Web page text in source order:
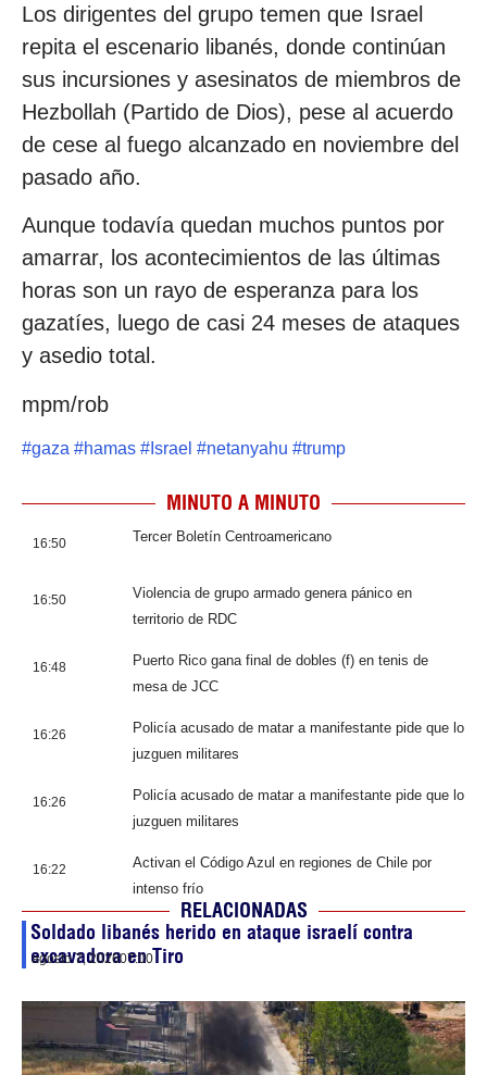
Los dirigentes del grupo temen que Israel
repita el escenario libanés, donde continúan
sus incursiones y asesinatos de miembros de
Hezbollah (Partido de Dios), pese al acuerdo
de cese al fuego alcanzado en noviembre del
pasado año.
Aunque todavía quedan muchos puntos por
amarrar, los acontecimientos de las últimas
horas son un rayo de esperanza para los
gazatíes, luego de casi 24 meses de ataques
y asedio total.
mpm/rob
#gaza #hamas # Israel #netanyahu #trump
MINUTO A MINUTO
16:50 Tercer Boletín Centroamericano
16:50
Violencia de grupo armado genera pánico en
territorio de RDC
16:48
Puerto Rico gana final de dobles (f) en tenis de
mesa de JCC
16:26
Policía acusado de matar a manifestante pide que lo
juzguen militares
16:26
Policía acusado de matar a manifestante pide que lo
juzguen militares
16:22
Activan el Código Azul en regiones de Chile por
intenso frío
RELACIONADAS
Soldado libanés herido en ataque israelí contra
excavadora en Tiro
agosto 7, 202607:00